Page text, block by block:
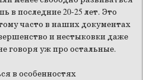
в последние 20-25 лет. Это
часто в наших документах
и нестыковки даже
говоря уж про остальные.
в особенностях